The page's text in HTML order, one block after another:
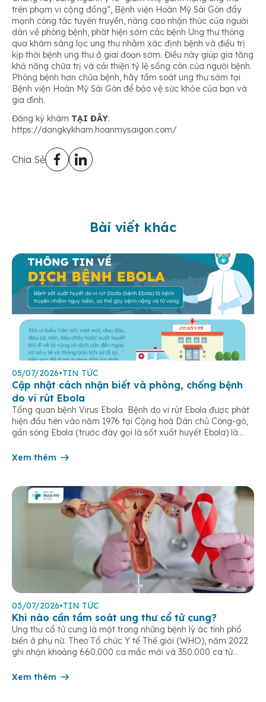
trên phạm vi cộng đồng”, Bệnh viện Hoàn Mỹ Sài Gòn đẩy
mạnh công tác tuyên truyền, nâng cao nhận thức của người
dân về phòng bệnh, phát hiện sớm các bệnh Ung thư thông
qua khám sàng lọc ung thư nhằm xác định bệnh và điều trị
kịp thời bệnh ung thư ở giai đoạn sớm. Điều này giúp gia tăng
khả năng chữa trị và cải thiện tỷ lệ sống còn của người bệnh.
Phòng bệnh hơn chữa bệnh, hãy tầm soát ung thư sớm tại
Bệnh viện Hoàn Mỹ Sài Gòn để bảo vệ sức khỏe của bạn và
gia đình.
Đăng ký khám TẠI ĐÂY:
https://dangkykham.hoanmysaigon.com/
Chia Sẻ
Bài viết khác
05/07/2026•TIN TỨC
Cập nhật cách nhận biết và phòng, chống bệnh
do vi rút Ebola
Tổng quan bệnh Virus Ebola Bệnh do vi rút Ebola được phát
hiện đầu tiên vào năm 1976 tại Cộng hoà Dân chủ Công-gô,
gần sông Ebola (trước đây gọi là sốt xuất huyết Ebola) là
dịch. Bệnh lây truyền do tiếp xúc trực […]
Xem thêm
03/07/2026•TIN TỨC
Khi nào cần tầm soát ung thư cổ tử cung?
Ung thư cổ tử cung là một trong những bệnh lý ác tính phổ
biến ở phụ nữ. Theo Tổ chức Y tế Thế giới (WHO), năm 2022
ghi nhận khoảng 660.000 ca mắc mới và 350.000 ca tử
cổ tử […]
Xem thêm